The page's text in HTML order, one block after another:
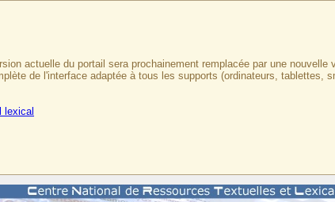
actuelle du portail sera prochainement remplacée par une nouvelle
de l'interface adaptée à tous les supports (ordinateurs, tablettes,
lexical